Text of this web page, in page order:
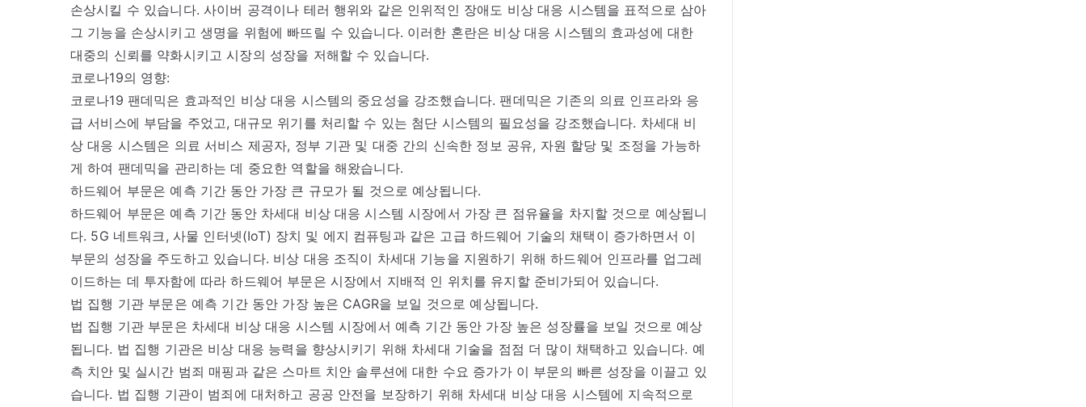
손상시킬 수 있습니다. 사이버 공격이나 테러 행위와 같은 인위적인 장애도 비상 대응 시스템을 표적으로 삼아
그 기능을 손상시키고 생명을 위험에 빠뜨릴 수 있습니다. 이러한 혼란은 비상 대응 시스템의 효과성에 대한
대중의 신뢰를 약화시키고 시장의 성장을 저해할 수 있습니다.
코로나19의 영향:
코로나19 팬데믹은 효과적인 비상 대응 시스템의 중요성을 강조했습니다. 팬데믹은 기존의 의료 인프라와 응
급 서비스에 부담을 주었고, 대규모 위기를 처리할 수 있는 첨단 시스템의 필요성을 강조했습니다. 차세대 비
상 대응 시스템은 의료 서비스 제공자, 정부 기관 및 대중 간의 신속한 정보 공유, 자원 할당 및 조정을 가능하
게 하여 팬데믹을 관리하는 데 중요한 역할을 해왔습니다.
하드웨어 부문은 예측 기간 동안 가장 큰 규모가 될 것으로 예상됩니다.
하드웨어 부문은 예측 기간 동안 차세대 비상 대응 시스템 시장에서 가장 큰 점유율을 차지할 것으로 예상됩니
다. 5G 네트워크, 사물 인터넷(IoT) 장치 및 에지 컴퓨팅과 같은 고급 하드웨어 기술의 채택이 증가하면서 이
부문의 성장을 주도하고 있습니다. 비상 대응 조직이 차세대 기능을 지원하기 위해 하드웨어 인프라를 업그레
이드하는 데 투자함에 따라 하드웨어 부문은 시장에서 지배적 인 위치를 유지할 준비가되어 있습니다.
법 집행 기관 부문은 예측 기간 동안 가장 높은 CAGR을 보일 것으로 예상됩니다.
법 집행 기관 부문은 차세대 비상 대응 시스템 시장에서 예측 기간 동안 가장 높은 성장률을 보일 것으로 예상
됩니다. 법 집행 기관은 비상 대응 능력을 향상시키기 위해 차세대 기술을 점점 더 많이 채택하고 있습니다. 예
측 치안 및 실시간 범죄 매핑과 같은 스마트 치안 솔루션에 대한 수요 증가가 이 부문의 빠른 성장을 이끌고 있
습니다. 법 집행 기관이 범죄에 대처하고 공공 안전을 보장하기 위해 차세대 비상 대응 시스템에 지속적으로